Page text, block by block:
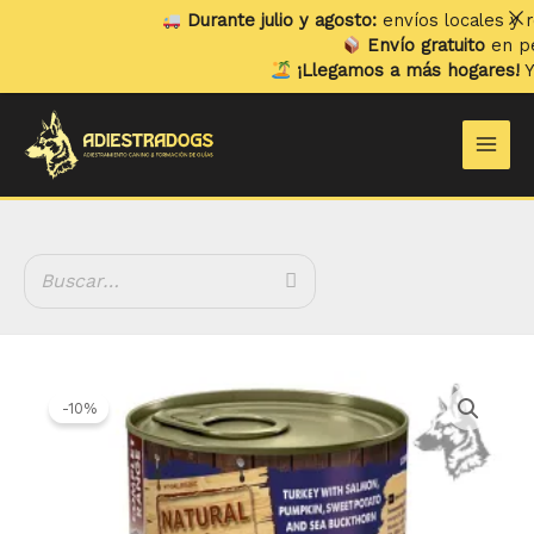
-10%
precio
original
era:
3.99 €.
precio
actual
es:
3.59 €.
Greatness
Pavo
Durante julio y agosto:envíos locales y
Envío gratuitoen
¡Llegamos a más hogares!Ya